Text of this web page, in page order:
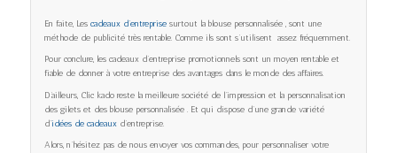
En faite, Les cadeaux d’entreprisesurtout la blouse personnalisée , sont une
méthode de publicité très rentable. Comme ils sont s’utilisent assez fréquemment.
Pour conclure, les cadeaux d’entreprise promotionnels sont un moyen rentable et
fiable de donner à votre entreprise des avantages dans le monde des affaires.
D’ailleurs, Clic kado reste la meilleure société de l’impression et la personnalisation
des gilets et des blouse personnalisée . Et qui dispose d’une grande variété
d’idées de cadeauxd’entreprise.
Alors, n’hésitez pas de nous envoyer vos commandes, pour personnaliser votre